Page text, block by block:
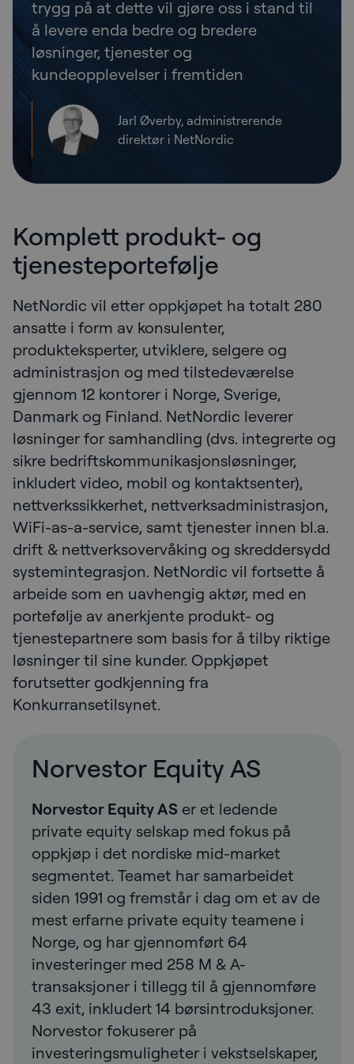
trygg på at dette vil gjøre oss i stand til
å levere enda bedre og bredere
løsninger, tjenester og
kundeopplevelser i fremtiden
Jarl Øverby, administrerende
direktør i NetNordic
Komplett produkt- og
tjenesteportefølje
NetNordic vil etter oppkjøpet ha totalt 280
ansatte i form av konsulenter,
produkteksperter, utviklere, selgere og
administrasjon og med tilstedeværelse
gjennom 12 kontorer i Norge, Sverige,
Danmark og Finland. NetNordic leverer
løsninger for samhandling (dvs. integrerte og
sikre bedriftskommunikasjonsløsninger,
inkludert video, mobil og kontaktsenter),
nettverkssikkerhet, nettverksadministrasjon,
WiFi-as-a-service, samt tjenester innen bl.a.
drift & nettverksovervåking og skreddersydd
systemintegrasjon. NetNordic vil fortsette å
arbeide som en uavhengig aktør, med en
portefølje av anerkjente produkt- og
tjenestepartnere som basis for å tilby riktige
løsninger til sine kunder. Oppkjøpet
forutsetter godkjenning fra
Konkurransetilsynet.
Norvestor Equity AS
Norvestor Equity AS er et ledende
private equity selskap med fokus på
oppkjøp i det nordiske mid-market
segmentet. Teamet har samarbeidet
siden 1991 og fremstår i dag om et av de
mest erfarne private equity teamene i
Norge, og har gjennomført 64
investeringer med 258 M & A-
transaksjoner i tillegg til å gjennomføre
43 exit, inkludert 14 børsintroduksjoner.
Norvestor fokuserer på
investeringsmuligheter i vekstselskaper,